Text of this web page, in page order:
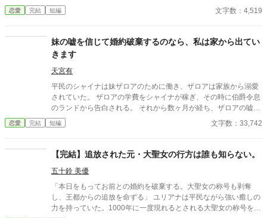
た。 「君の力なら、この街を守れる。一緒に守ろう」 そう言われ
て彼の領地に来て、婚約した。 それから数年。 街にはほとんど魔
は。 隣領から来た貴族の娘を紹介した婚約者は、私にこう言っ
た。 「君は強いから大丈夫だろ？」 その言葉を聞いた瞬間、私は
ようやく気づく。 彼にとって私は、何だったのか。 だから私は、
恋愛 完結 短編 文字数：4,519
妹の嘘を信じて婚約破棄するのなら、私は家から出てい
きます
天宮有
平民のシャイナは妹ザロアのために働き、ザロアは家族から溺愛
されていた。 ザロアの学費をシャイナが稼ぎ、その時に伯爵令息
のランドから告白される。 それから数ヶ月が経ち、ザロアの嘘を
信じたランドからシャイナは婚約破棄を言い渡されてしまう。 ラ
ンドはザロアと結婚するようで、そのショックによりシャイナは
は、家から出ていくことを決意した。
恋愛 完結 短編 文字数：33,742
【完結】追放された元・大聖女の行方は誰も知らない。
五十鈴 美優
「本日をもってお前との婚約を破棄する。大聖女の称号も剥奪
し、王都からの追放を命ずる」 ユリアナは平民ながら強い癒しの
力を持っていた。1000年に一度現れるとされる大聖女の称号を得